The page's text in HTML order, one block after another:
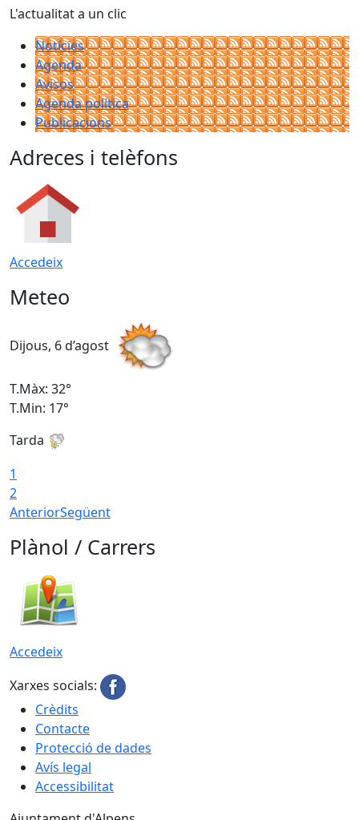
L'actualitat a un clic
Notícies
Agenda
Avisos
Agenda política
Publicacions
Adreces i telèfons
Accedeix
Meteo
Dijous, 6 d’agost
T.Màx: 32°
T.Min: 17°
Tarda
1
2
AnteriorSegüent
Plànol / Carrers
Accedeix
Xarxes socials:
Crèdits
Contacte
Protecció de dades
Avís legal
Accessibilitat